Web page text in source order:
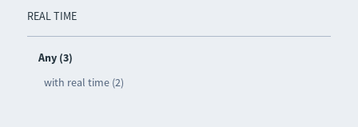
REAL TIME
Any (3)
with real time (2)